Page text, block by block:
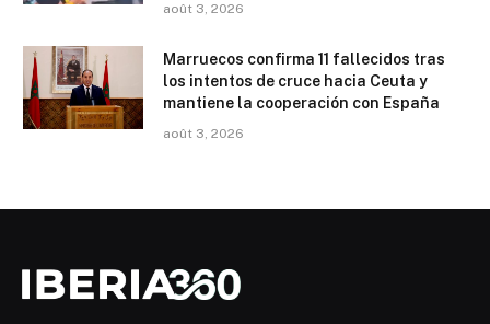
août 3, 2026
Marruecos confirma 11 fallecidos tras
los intentos de cruce hacia Ceuta y
mantiene la cooperación con España
août 3, 2026